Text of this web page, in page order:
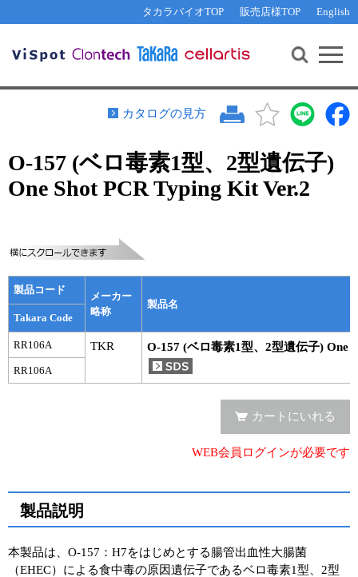
タカラバイオTOP 販売店様TOP English
機能解析・サイレンシング
PCR・等温増幅
リアルタイムPCR（qPCR）
テクニカルサポートライン
その他 ライセンスに関するご相談
遺伝子組換え生物該当製品
研究支援ツール
Cut-Site Navigator 制限酵素切断サイトの検索
In-Fusion Cloning プライマー設計
抗体検索サイト
リアルタイムPCR （インターカレーター法）
リアルタイムPCR（プローブ法）
プライマー・プローブ検索・注文
機器ソフトウェア・ベクター配列ダウンロード
実験ガイド
細胞選択ガイド
お問い合わせ WEB会員登録
カタログの見方
O-157 (ベロ毒素1型、2型遺伝子)
One Shot PCR Typing Kit Ver.2
製品コード
メーカー
略称
製品名
Takara Code
RR106A TKR O-157 (ベロ毒素1型、2型遺伝子) One
RR106A
カートにいれる
WEB会員ログインが必要です
製品説明
本製品は、O-157：H7をはじめとする腸管出血性大腸菌
（EHEC）による食中毒の原因遺伝子であるベロ毒素1型、2型